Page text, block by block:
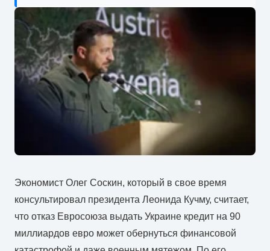
Экономист Олег Соскин, который в свое время
консультировал президента Леонида Кучму, считает,
что отказ Евросоюза выдать Украине кредит на 90
миллиардов евро может обернуться финансовой